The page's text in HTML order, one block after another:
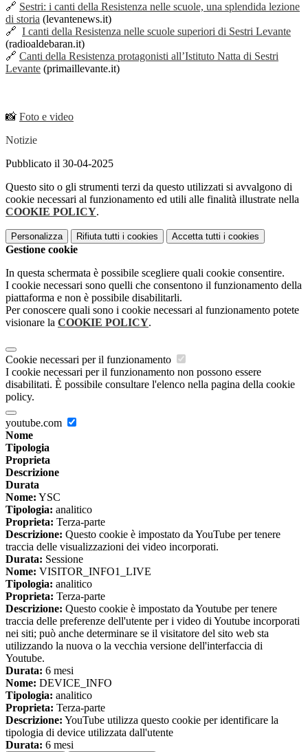
🔗 Sestri: i canti della Resistenza nelle scuole, una splendida lezione
di storia (levantenews.it)
🔗 I canti della Resistenza nelle scuole superiori di Sestri Levante
(radioaldebaran.it)
🔗 Canti della Resistenza protagonisti all’Istituto Natta di Sestri
Levante (primaillevante.it)
📸 Foto e video
Notizie
Pubblicato il 30-04-2025
Questo sito o gli strumenti terzi da questo utilizzati si avvalgono di
cookie necessari al funzionamento ed utili alle finalità illustrate nella
COOKIE POLICY.
Personalizza Rifiuta tutti i cookies Accetta tutti i cookies
Gestione cookie
In questa schermata è possibile scegliere quali cookie consentire.
I cookie necessari sono quelli che consentono il funzionamento della
piattaforma e non è possibile disabilitarli.
Per conoscere quali sono i cookie necessari al funzionamento potete
visionare la COOKIE POLICY.
Cookie necessari per il funzionamento
I cookie necessari per il funzionamento non possono essere
disabilitati. È possibile consultare l'elenco nella pagina della cookie
policy.
youtube.com
Nome
Tipologia
Proprieta
Descrizione
Durata
Nome: YSC
Tipologia: analitico
Proprieta: Terza-parte
Descrizione: Questo cookie è impostato da YouTube per tenere
traccia delle visualizzazioni dei video incorporati.
Durata: Sessione
Nome: VISITOR_INFO1_LIVE
Tipologia: analitico
Proprieta: Terza-parte
Descrizione: Questo cookie è impostato da Youtube per tenere
traccia delle preferenze dell'utente per i video di Youtube incorporati
nei siti; può anche determinare se il visitatore del sito web sta
utilizzando la nuova o la vecchia versione dell'interfaccia di
Youtube.
Durata: 6 mesi
Nome: DEVICE_INFO
Tipologia: analitico
Proprieta: Terza-parte
Descrizione: YouTube utilizza questo cookie per identificare la
tipologia di device utilizzata dall'utente
Durata: 6 mesi